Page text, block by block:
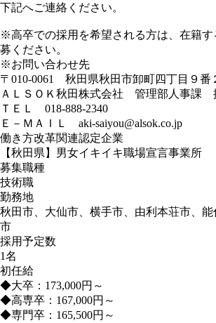
下記へご連絡ください。
※高卒での採用を希望される方は、在籍
募ください。
※お問い合わせ先
〒010-0061 秋田県秋田市卸町四丁目９番
ＡＬＳＯＫ秋田株式会社 管理部人事課
ＴＥＬ 018-888-2340
Ｅ－ＭＡＩＬ aki-saiyou@alsok.co.jp
働き方改革関連認定企業
【秋田県】男女イキイキ職場宣言事業所
募集職種
技術職
勤務地
秋田市、大仙市、横手市、由利本荘市、
市
採用予定数
1名
初任給
◆大卒：173,000円～
◆高専卒：167,000円～
◆専門卒：165,500円～